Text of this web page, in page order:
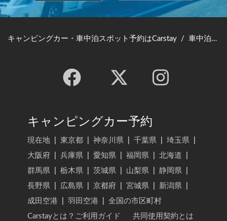
キャンピングカー・車中泊スポット予約はCarstay / 車中泊スポット・体験予約
キャンピングカー予約
現在地 東京都 神奈川県 千葉県 埼玉県
大阪府
兵庫県 愛知県 福岡県 北海道
群馬県
栃木県 茨城県 山梨県 静岡県
長野県
広島県 京都府 宮城県 新潟県
成田空港
羽田空港
全国の市区町村
Carstayとは？ご利用ガイド
共同使用契約とは